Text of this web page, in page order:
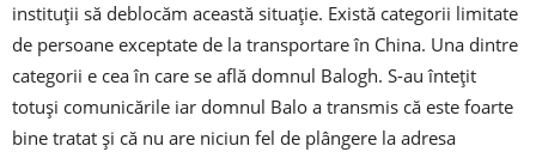
instituții să deblocăm această situație. Există categorii limitate
de persoane exceptate de la transportare în China. Una dintre
categorii e cea în care se află domnul Balogh. S-au întețit
totuși comunicările iar domnul Balo a transmis că este foarte
bine tratat și că nu are niciun fel de plângere la adresa